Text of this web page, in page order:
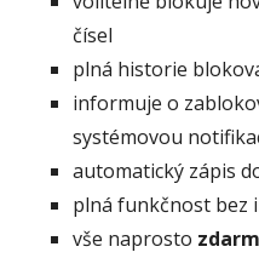
čísel
plná historie
informuje o
systémovou
automatický zápis
plná funkčnost
vše naprosto